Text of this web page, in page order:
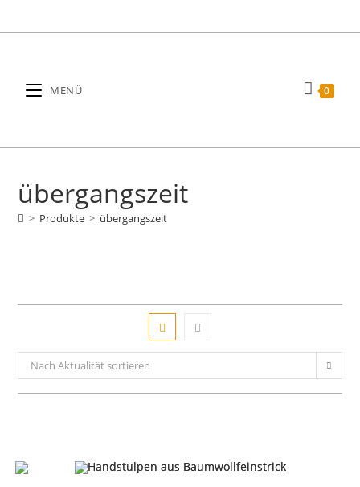
Inhalt
MENÜ 0
übergangszeit
> Produkte > übergangszeit
Nach Aktualität sortieren